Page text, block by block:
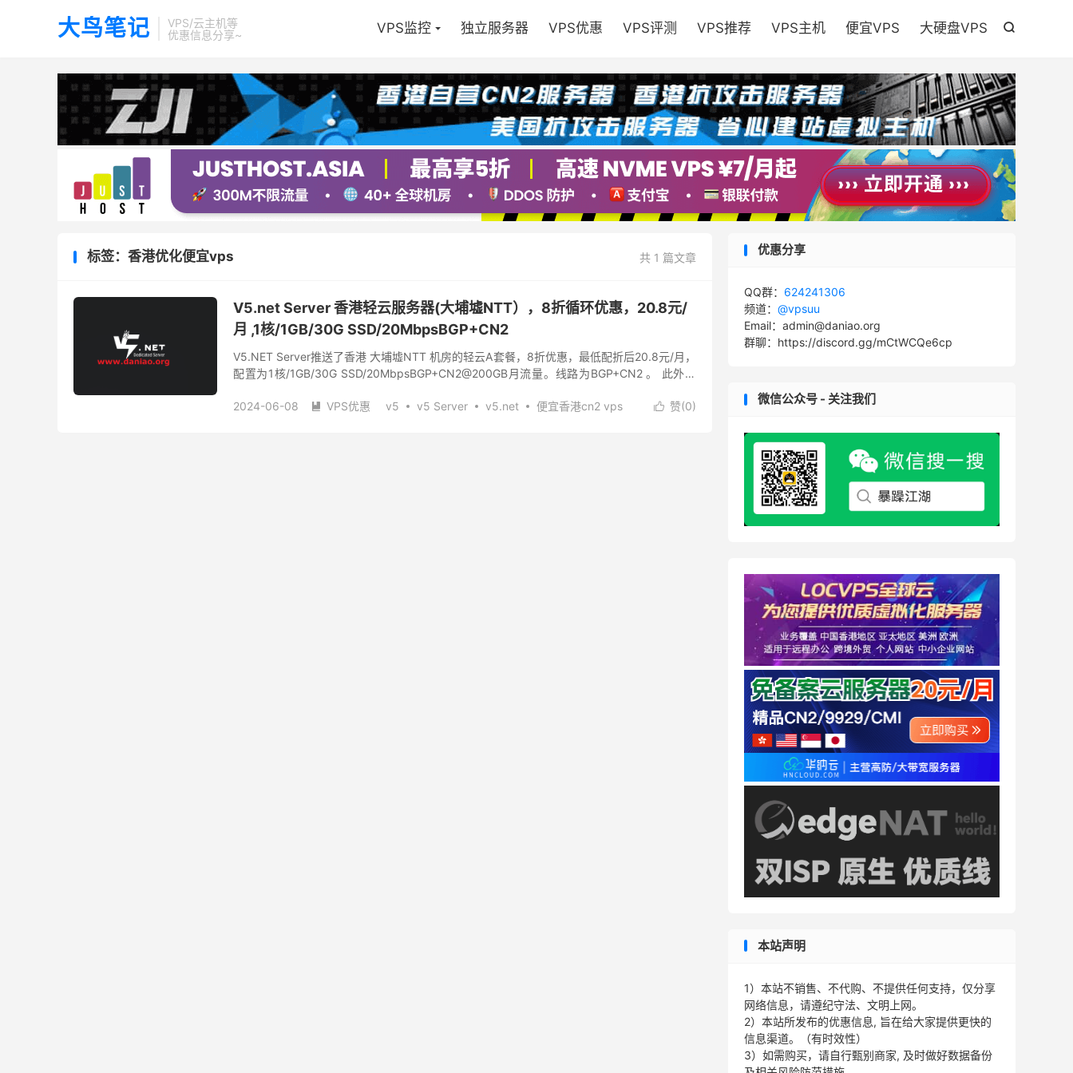
大鸟笔记
VPS/云主机等
优惠信息分享~

VPS监控 独立服务器 VPS优惠 VPS评测 VPS推荐 VPS主机 便宜VPS 大硬盘VPS
共 1 篇文章
标签：香港优化便宜vps
V5.net Server 香港轻云服务器(大埔墟NTT），8折循环优惠，20.8元/
月 ,1核/1GB/30G SSD/20MbpsBGP+CN2
V5.NET Server推送了香港 大埔墟NTT 机房的轻云A套餐，8折优惠，最低配折后20.8元/月，
配置为1核/1GB/30G SSD/20MbpsBGP+CN2@200GB月流量。线路为BGP+CN2 。 此外轻
 赞(0)
2024-06-08  VPS优惠 v5 v5 Server v5.net
便宜香港cn2 vps
优惠分享
QQ群： 624241306
频道： @vpsuu
Email：admin@daniao.org
群聊：https://discord.gg/mCtWCQe6cp
微信公众号 - 关注我们
本站声明
1）本站不销售、不代购、不提供任何支持，仅分享
网络信息，请遵纪守法、文明上网。
2）本站所发布的优惠信息, 旨在给大家提供更快的
信息渠道。（有时效性）
3）如需购买，请自行甄别商家, 及时做好数据备份